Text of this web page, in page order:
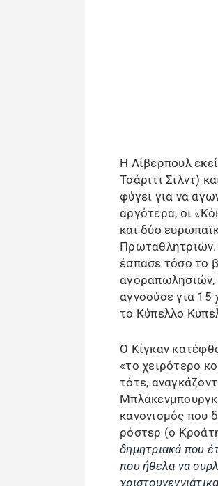
Η Λίβερπουλ
Τσάριτι Σιλντ)
φύγει για να
αργότερα, οι
και δύο
Πρωταθλητριών.
έσπασε τόσο το
αγοραπωλησιών,
αγνοούσε για 15
το Κύπελλο
Ο Κίγκαν
«το χειρότερο
τότε,
κανονισμός που
ρόστερ (ο
δημητριακά που
που ήθελα να